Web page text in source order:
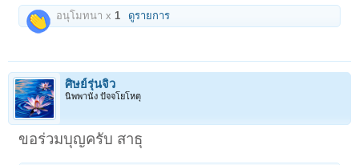
อนุโมทนา x 1 ดูรายการ
ศิษย์รุ่นจิ๋ว
นิพพานัง ปัจจโยโหตุ
ขอร่วมบุญครับ สาธุ